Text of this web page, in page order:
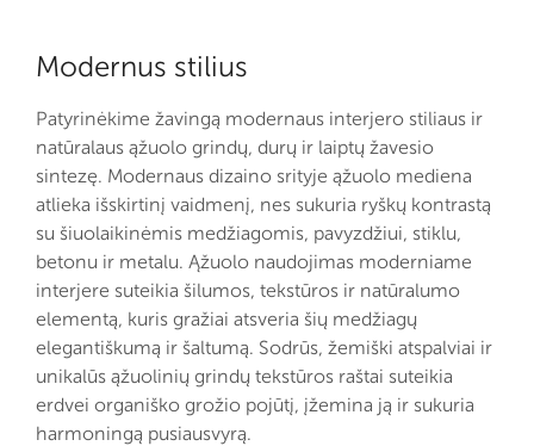
Modernus stilius
Patyrinėkime žavingą modernaus interjero stiliaus ir
natūralaus ąžuolo grindų, durų ir laiptų žavesio
sintezę. Modernaus dizaino srityje ąžuolo mediena
atlieka išskirtinį vaidmenį, nes sukuria ryškų kontrastą
su šiuolaikinėmis medžiagomis, pavyzdžiui, stiklu,
betonu ir metalu. Ąžuolo naudojimas moderniame
interjere suteikia šilumos, tekstūros ir natūralumo
elementą, kuris gražiai atsveria šių medžiagų
elegantiškumą ir šaltumą. Sodrūs, žemiški atspalviai ir
unikalūs ąžuolinių grindų tekstūros raštai suteikia
erdvei organiško grožio pojūtį, įžemina ją ir sukuria
harmoningą pusiausvyrą.